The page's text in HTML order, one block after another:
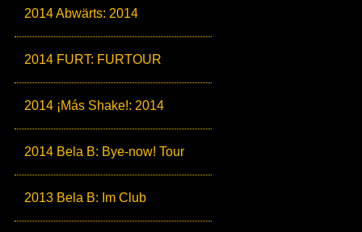
2014 Abwärts: 2014
2014 FURT: FURTOUR
2014 ¡Más Shake!: 2014
2014 Bela B: Bye-now! Tour
2013 Bela B: Im Club